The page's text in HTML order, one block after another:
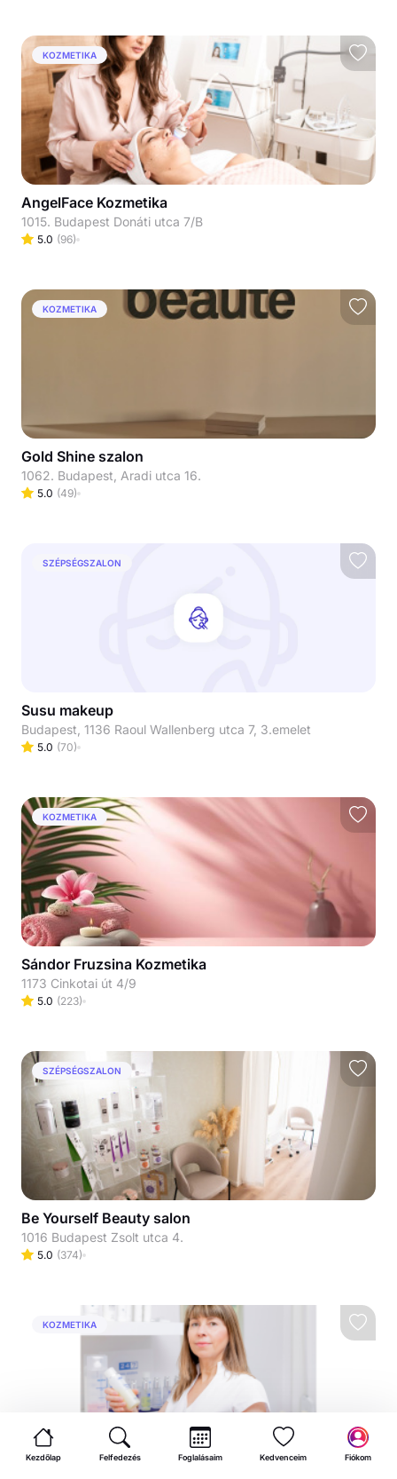
KOZMETIKA
AngelFace Kozmetika
1015. Budapest Donáti utca 7/B
5.0 (96)
KOZMETIKA
Gold Shine szalon
1062. Budapest, Aradi utca 16.
5.0 (49)
SZÉPSÉGSZALON
Susu makeup
Budapest, 1136 Raoul Wallenberg utca 7, 3.emelet
5.0 (70)
KOZMETIKA
Sándor Fruzsina Kozmetika
1173 Cinkotai út 4/9
5.0 (223)
SZÉPSÉGSZALON
Be Yourself Beauty salon
1016 Budapest Zsolt utca 4.
5.0 (374)
KOZMETIKA
Kezdőlap Felfedezés Foglalásaim Kedvenceim Fiókom